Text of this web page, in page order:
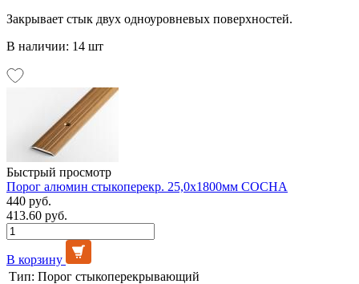
Закрывает стык двух одноуровневых поверхностей.
В наличии: 14 шт
Быстрый просмотр
Порог алюмин стыкоперекр. 25,0х1800мм СОСНА
440 руб.
413.60 руб.
В корзину
Тип: Порог стыкоперекрывающий